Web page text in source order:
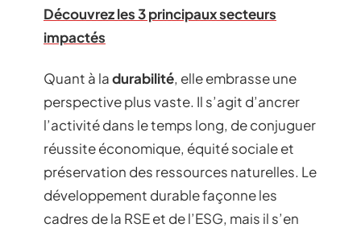
Découvrez les 3 principaux secteurs
impactés
Quant à ladurabilité, elle embrasse une
perspective plus vaste. Il s’agit d’ancrer
l’activité dans le temps long, de conjuguer
réussite économique, équité sociale et
préservation des ressources naturelles. Le
développement durable façonne les
cadres de la RSE et de l’ESG, mais il s’en